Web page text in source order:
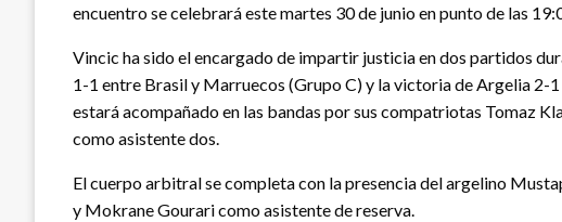
encuentro se celebrará este martes 30 de junio en punto de las
Vincic ha sido el encargado de impartir justicia en dos partidos
1-1 entre Brasil y Marruecos (Grupo C) y la victoria de Argelia 2-
estará acompañado en las bandas por sus compatriotas Tomaz
como asistente dos.
El cuerpo arbitral se completa con la presencia del argelino
y Mokrane Gourari como asistente de reserva.